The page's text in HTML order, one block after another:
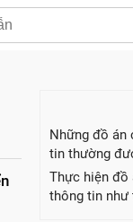
Những đồ án
tin thường
Thực hiện đồ
thông tin như